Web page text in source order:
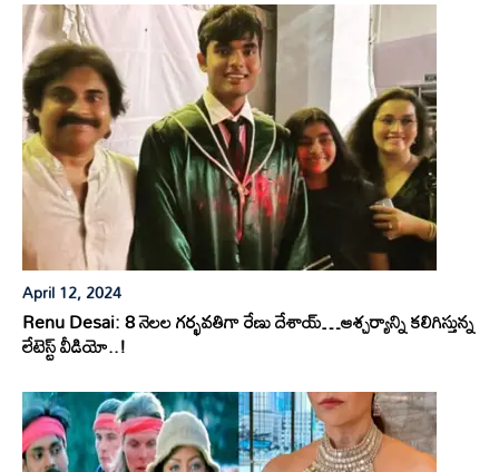
April 12, 2024
Renu Desai: 8 నెలల గర్భవతిగా రేణు దేశాయ్…ఆశ్చర్యాన్ని కలిగిస్తున్న
లేటెస్ట్ వీడియో..!